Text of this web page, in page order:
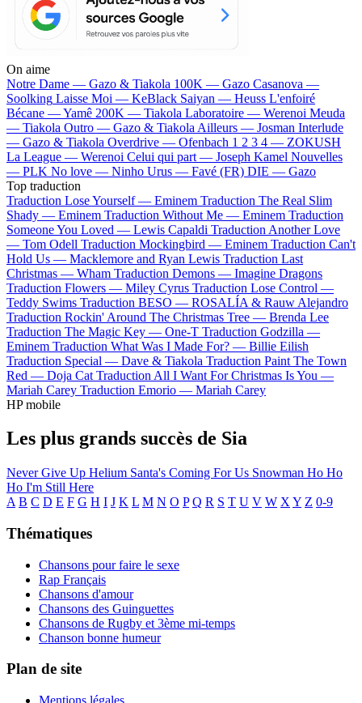
On aime
Notre Dame — Gazo & Tiakola 100K — Gazo Casanova —
Soolking Laisse Moi — KeBlack Saiyan — Heuss L'enfoiré
Bécane —Yamê 200K — Tiakola Laboratoire — Werenoi Meuda
— Tiakola Outro — Gazo & Tiakola Ailleurs — Josman Interlude
— Gazo & Tiakola Overdrive — Ofenbach 1 2 3 4 — ZOKUSH
La League — Werenoi Celui qui part — Joseph Kamel Nouvelles
— PLK No love — Ninho Urus — Favé (FR) DIE — Gazo
Top traduction
Traduction Lose Yourself — Eminem Traduction The Real Slim
Shady — Eminem Traduction Without Me — Eminem Traduction
Someone You Loved — Lewis Capaldi Traduction Another Love
— Tom Odell Traduction Mockingbird — Eminem Traduction Can't
Hold Us — Macklemore and Ryan Lewis Traduction Last
Christmas — Wham Traduction Demons — Imagine Dragons
Traduction Flowers — Miley Cyrus Traduction Lose Control —
Teddy Swims Traduction BESO — ROSALÍA & Rauw Alejandro
Traduction Rockin' Around The Christmas Tree — Brenda Lee
Traduction The Magic Key — One-T Traduction Godzilla —
Eminem Traduction What Was I Made For? — Billie Eilish
Traduction Special — Dave & Tiakola Traduction Paint The Town
Red — Doja Cat Traduction All I Want For Christmas Is You —
Mariah Carey Traduction Emorio — Mariah Carey
HP mobile
Les plus grands succès de Sia
Never Give Up Helium Santa's Coming For Us Snowman Ho Ho
Ho I'm Still Here
A B C D E F G H I J K L M N O P Q R S T U V W X Y Z 0-9
Thématiques
Chansons pour faire le sexe
Rap Français
Chansons d'amour
Chansons des Guinguettes
Chansons de Rugby et 3ème mi-temps
Chanson bonne humeur
Plan de site